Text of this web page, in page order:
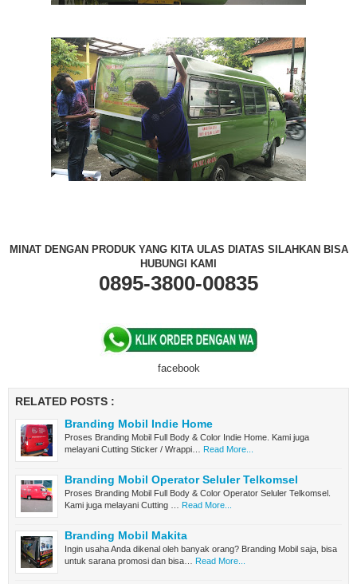
MINAT DENGAN PRODUK YANG KITA ULAS DIATAS SILAHKAN BISA
HUBUNGI KAMI
0895-3800-00835
facebook
RELATED POSTS :
Branding Mobil Indie Home
Proses Branding Mobil Full Body & Color Indie Home. Kami juga
melayani Cutting Sticker / Wrappi…
Read More...
Branding Mobil Operator Seluler Telkomsel
Proses Branding Mobil Full Body & Color Operator Seluler Telkomsel.
Kami juga melayani Cutting …
Read More...
Branding Mobil Makita
Ingin usaha Anda dikenal oleh banyak orang? Branding Mobil saja, bisa
untuk sarana promosi dan bisa…
Read More...